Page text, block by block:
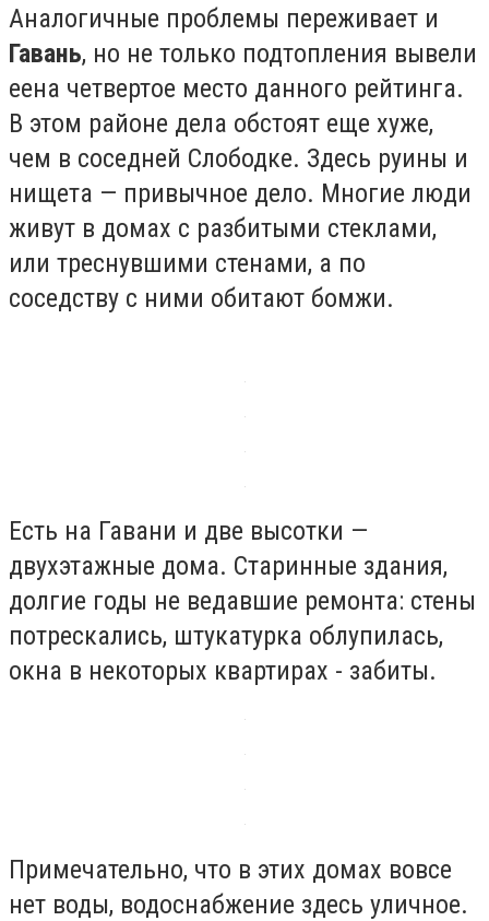
Аналогичные проблемы переживает и
Гавань, но не только подтопления вывели
еена четвертое место данного рейтинга.
В этом районе дела обстоят еще хуже,
чем в соседней Слободке. Здесь руины и
нищета — привычное дело. Многие люди
живут в домах с разбитыми стеклами,
или треснувшими стенами, а по
соседству с ними обитают бомжи.
Есть на Гавани и две высотки —
двухэтажные дома. Старинные здания,
долгие годы не ведавшие ремонта: стены
потрескались, штукатурка облупилась,
окна в некоторых квартирах - забиты.
Примечательно, что в этих домах вовсе
нет воды, водоснабжение здесь уличное.